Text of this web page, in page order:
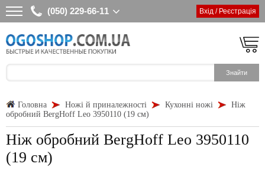
(050) 229-66-11 Вхід / Реєстрація
Головна Ножі й приналежності Кухонні ножі
Ніж
обробний BergHoff Leo 3950110 (19 см)
Ніж обробний BergHoff Leo 3950110
(19 см)